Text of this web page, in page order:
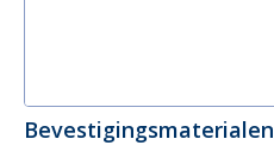
Bevestigingsmaterialen